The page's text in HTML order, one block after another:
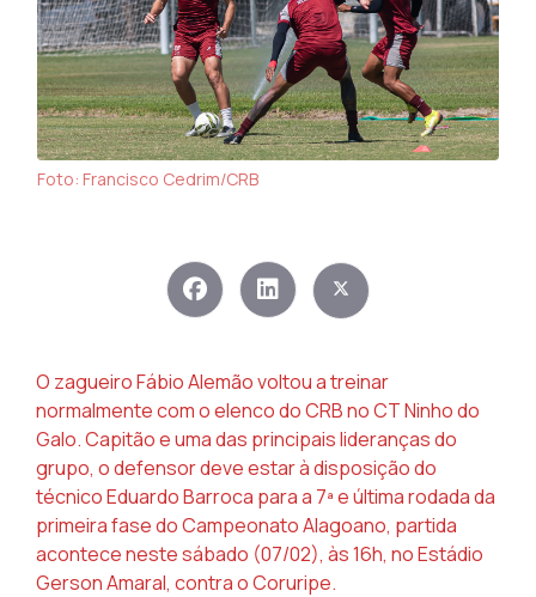
Foto: Francisco Cedrim/CRB
O zagueiro Fábio Alemão voltou a treinar
normalmente com o elenco do CRB no CT Ninho do
Galo. Capitão e uma das principais lideranças do
grupo, o defensor deve estar à disposição do
técnico Eduardo Barroca para a 7ª e última rodada da
primeira fase do Campeonato Alagoano, partida
acontece neste sábado (07/02), às 16h, no Estádio
Gerson Amaral, contra o Coruripe.